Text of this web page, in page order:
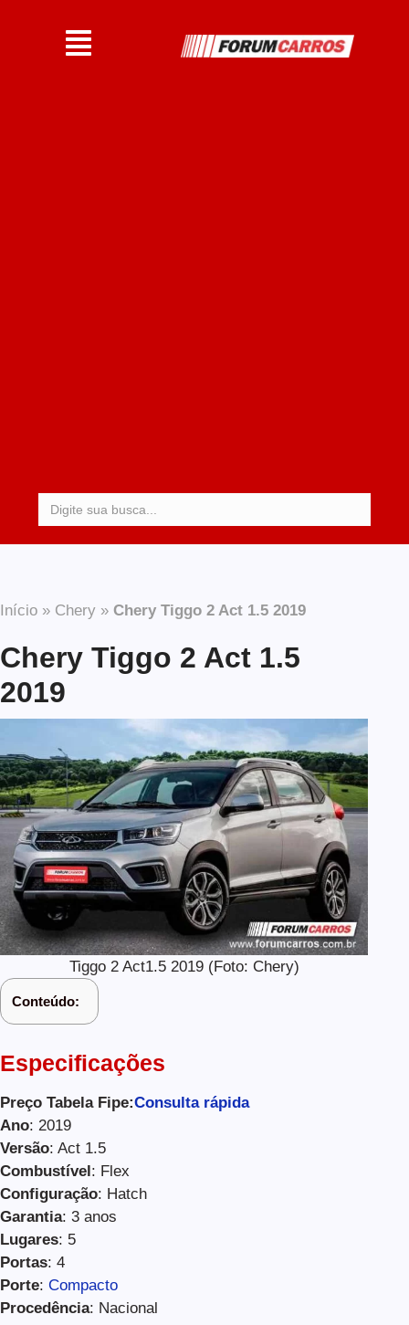
Início » Chery » Chery Tiggo 2 Act 1.5 2019
Chery Tiggo 2 Act 1.5
2019
Tiggo 2 Act1.5 2019 (Foto: Chery)
Conteúdo:
Especificações
Preço Tabela Fipe:Consulta rápida
Ano: 2019
Versão: Act 1.5
Combustível: Flex
Configuração: Hatch
Garantia: 3 anos
Lugares: 5
Portas: 4
Porte: Compacto
Procedência: Nacional